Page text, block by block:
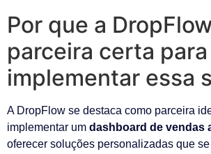
Por que a
parceira certa para
implementar essa
A DropFlow se destaca como parceira
implementar um dashboard de vendas
oferecer soluções personalizadas que